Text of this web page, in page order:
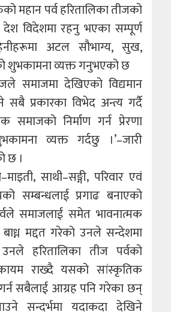
महान पर्व हरितालिका तीजको
विदेशमा रहनु भएका सम्पूर्ण
अटल सौभाग्य, सुख,
शुभकामना व्यक्त गनुभएको छ
समाजमा देखिएको विद्यमान
सबै प्रकारका विभेद अन्त्य गर्दै
समाजको निर्माण गर्न प्रेरणा
व्यक्त गर्दछु ।’–जारी
छ ।
साथी–सङ्गी‚ परिवार एवं
सम्बन्धलाई प्रगाढ बनाएको
समाजलाई समेत भावनात्मक
मद्दत गरेको उनले सन्देशमा
हरितालिका तीज पर्वको
राख्दै यसको सांस्कृतिक
सबैलाई आग्रह पनि गरेका छन्
सन्दर्भमा यदाकदा देखिने